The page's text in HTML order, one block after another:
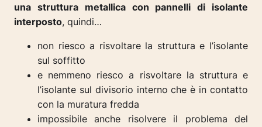
una struttura metallica con pannelli di isolante
interposto, quindi…
non riesco a risvoltare la struttura e l’isolante
sul soffitto
e nemmeno riesco a risvoltare la struttura e
l’isolante sul divisorio interno che è in contatto
con la muratura fredda
impossibile anche risolvere il problema del